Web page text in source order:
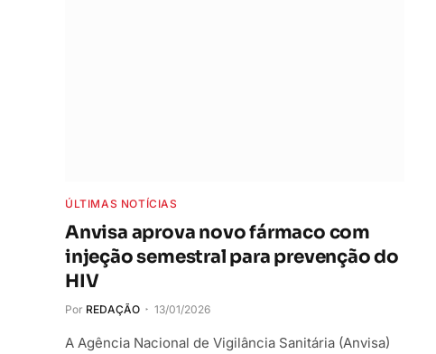
ÚLTIMAS NOTÍCIAS
Anvisa aprova novo fármaco com
injeção semestral para prevenção do
HIV
Por REDAÇÃO 13/01/2026
A Agência Nacional de Vigilância Sanitária (Anvisa)